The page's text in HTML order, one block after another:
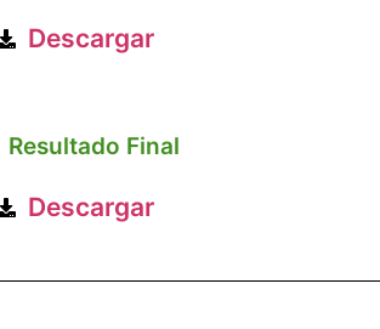
Descargar
Resultado Final
Descargar